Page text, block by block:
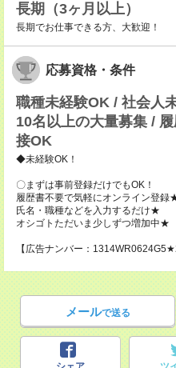
長期（3ヶ月以上）
長期でお仕事できる方、大歓迎！
応募資格・条件
職種未経験OK / 社会人
10名以上の大量募集 /
接OK
◆未経験OK！
〇まずは事前登録だけでもOK！
履歴書不要で気軽にオンライン登録
氏名・職種などを入力するだけ★
オシゴトただいま少しずつ増加中★
【広告ナンバー：
メールで送る